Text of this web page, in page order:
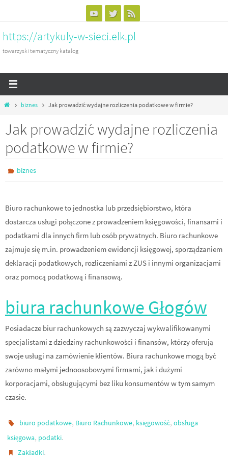
treści
https://artykuly-w-sieci.elk.pl
towarzyski tematyczny katalog
Homebiznes Jak prowadzić wydajne rozliczenia podatkowe w firmie?
Jak prowadzić wydajne rozliczenia
podatkowe w firmie?
biznes
Biuro rachunkowe to jednostka lub przedsiębiorstwo, która
dostarcza usługi połączone z prowadzeniem księgowości, finansami i
podatkami dla innych firm lub osób prywatnych. Biuro rachunkowe
zajmuje się m.in. prowadzeniem ewidencji księgowej, sporządzaniem
deklaracji podatkowych, rozliczeniami z ZUS i innymi organizacjami
oraz pomocą podatkową i finansową.
biura rachunkowe Głogów
Posiadacze biur rachunkowych są zazwyczaj wykwalifikowanymi
specjalistami z dziedziny rachunkowości i finansów, którzy oferują
swoje usługi na zamówienie klientów. Biura rachunkowe mogą być
zarówno małymi jednoosobowymi firmami, jak i dużymi
korporacjami, obsługującymi bez liku konsumentów w tym samym
czasie.
biuro podatkowe, Biuro Rachunkowe, księgowość,obsługa
księgowa, podatki.
Zakładki.